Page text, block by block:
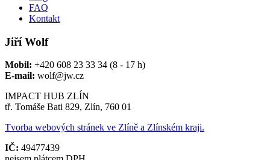
FAQ
Kontakt
Jiří Wolf
Mobil: +420 608 23 33 34 (8 - 17 h)
E-mail: wolf@jw.cz
IMPACT HUB ZLÍN
tř. Tomáše Bati 829, Zlín, 760 01
Tvorba webových stránek ve Zlíně a Zlínském kraji.
IČ: 49477439